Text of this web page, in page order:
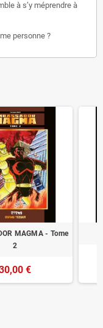
à s’y méprendre à
personne ?
MAGMA - Tome
2
€